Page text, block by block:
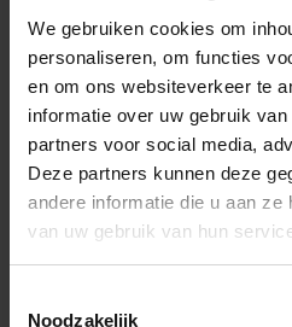
We gebruiken cookies om
personaliseren, om functies
en om ons websiteverkeer te
informatie over uw gebruik
partners voor social media,
Deze partners kunnen deze
andere informatie die u aan ze
van uw gebruik van hun
Noodzakelijk